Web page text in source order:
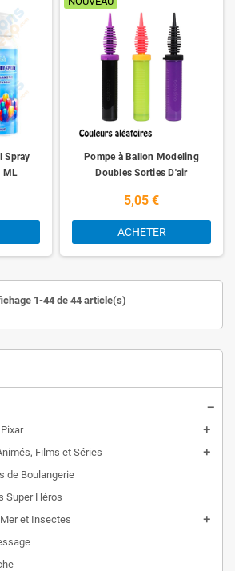
Films et Séries
de Boulangerie
Super Héros
et Insectes
Spray
ML
Pompe à Ballon Modeling
Doubles Sorties D'air
5,05 €
ACHETER
1-44 de 44 article(s)